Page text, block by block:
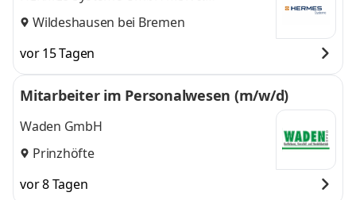
Automatisierungstechnik
Wildeshausen bei Bremen
vor 15 Tagen
Mitarbeiter im Personalwesen (m/w/d)
Waden GmbH
Prinzhöfte
vor 8 Tagen